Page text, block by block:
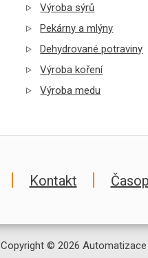
Výroba sýrů
Pekárny a mlýny
Dehydrované potraviny
Výroba koření
Výroba medu
Kontakt
Copyright © 2026 Automatizace